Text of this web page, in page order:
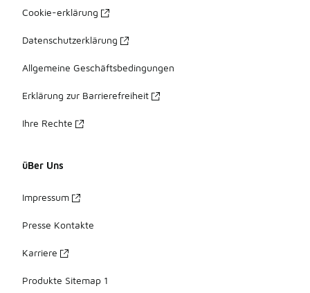
Cookie-erklärung
Datenschutzerklärung
Allgemeine Geschäftsbedingungen
Erklärung zur Barrierefreiheit
Ihre Rechte
üBer Uns
Impressum
Presse Kontakte
Karriere
Produkte Sitemap 1